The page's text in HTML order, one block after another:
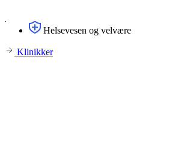
Helsevesen og velvære
Klinikker